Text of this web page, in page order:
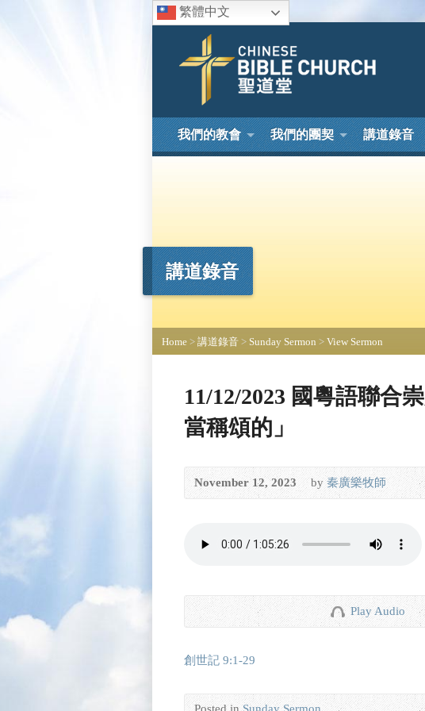
繁體中文
我們的教會 我們的團契 講道錄音
講道錄音
Home > 講道錄音 > Sunday Sermon > View Sermon
11/12/2023 國粵語聯合
當稱頌的」
November 12, 2023 by秦廣樂牧師
Play Audio
創世記 9:1-29